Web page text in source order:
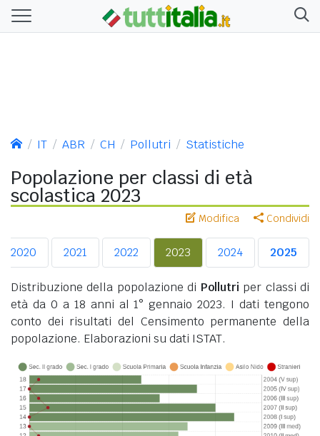
IT ABR CH Pollutri Statistiche
Popolazione per classi di età
scolastica 2023
Modifica Condividi
2020 2021 2022 2023 2024 2025
Distribuzione della popolazione di Pollutri per classi di
età da 0 a 18 anni al 1° gennaio 2023. I dati tengono
conto dei risultati del Censimento permanente della
popolazione. Elaborazioni su dati ISTAT.